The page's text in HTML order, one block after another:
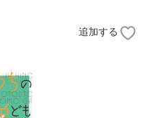
追加する